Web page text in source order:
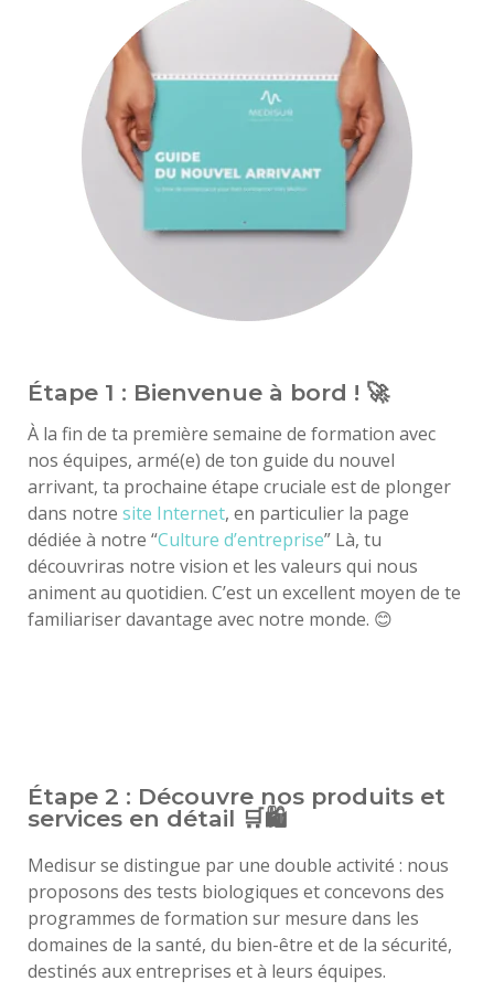
Étape 1 : Bienvenue à bord ! 🚀
À la fin de ta première semaine de formation avec
nos équipes, armé(e) de ton guide du nouvel
arrivant, ta prochaine étape cruciale est de plonger
dans notre site Internet, en particulier la page
dédiée à notre “Culture d’entreprise” Là, tu
découvriras notre vision et les valeurs qui nous
animent au quotidien. C’est un excellent moyen de te
familiariser davantage avec notre monde. 😊
Étape 2 : Découvre nos produits et
services en détail 🛒🛍️
Medisur se distingue par une double activité : nous
proposons des tests biologiques et concevons des
programmes de formation sur mesure dans les
domaines de la santé, du bien-être et de la sécurité,
destinés aux entreprises et à leurs équipes.